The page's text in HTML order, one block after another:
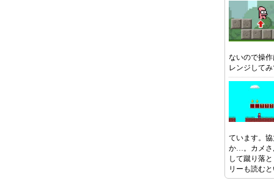
ないので操
レンジして
ています。
か…。カメさ
して蹴り落
リーも読む